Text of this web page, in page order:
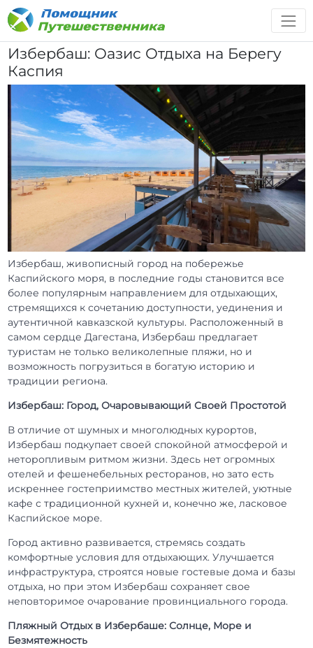
Избербаш: Оазис Отдыха на Берегу
Каспия
Избербаш, живописный город на побережье
Каспийского моря, в последние годы становится все
более популярным направлением для отдыхающих,
стремящихся к сочетанию доступности, уединения и
аутентичной кавказской культуры. Расположенный в
самом сердце Дагестана, Избербаш предлагает
туристам не только великолепные пляжи, но и
возможность погрузиться в богатую историю и
традиции региона.
Избербаш: Город, Очаровывающий Своей Простотой
В отличие от шумных и многолюдных курортов,
Избербаш подкупает своей спокойной атмосферой и
неторопливым ритмом жизни. Здесь нет огромных
отелей и фешенебельных ресторанов, но зато есть
искреннее гостеприимство местных жителей, уютные
кафе с традиционной кухней и, конечно же, ласковое
Каспийское море.
Город активно развивается, стремясь создать
комфортные условия для отдыхающих. Улучшается
инфраструктура, строятся новые гостевые дома и базы
отдыха, но при этом Избербаш сохраняет свое
неповторимое очарование провинциального города.
Пляжный Отдых в Избербаше: Солнце, Море и
Безмятежность